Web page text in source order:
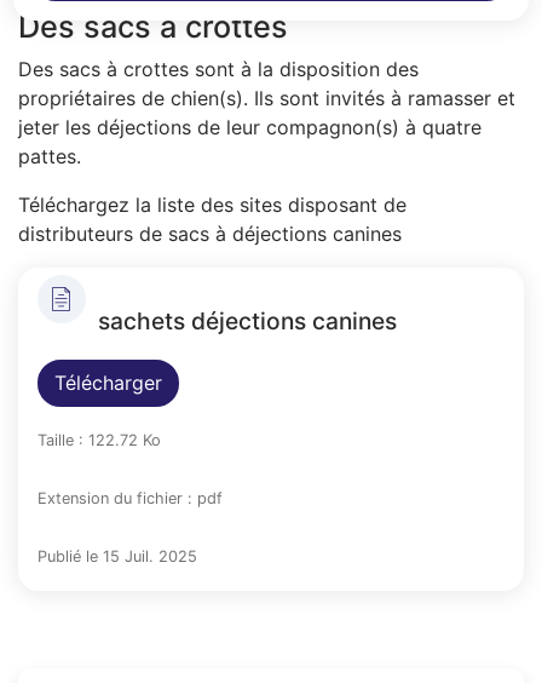
Des sacs à crottes
Des sacs à crottes sont à la disposition des
propriétaires de chien(s). Ils sont invités à ramasser et
jeter les déjections de leur compagnon(s) à quatre
pattes.
Téléchargez la liste des sites disposant de
distributeurs de sacs à déjections canines
sachets déjections canines
Télécharger
Taille : 122.72 Ko
Extension du fichier : pdf
Publié le 15 Juil. 2025